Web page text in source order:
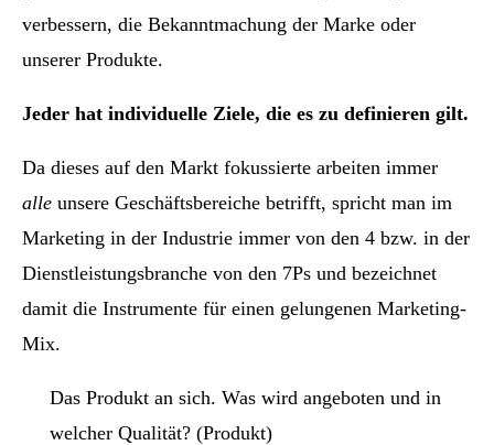
verbessern, die Bekanntmachung der Marke oder
unserer Produkte.
Jeder hat individuelle Ziele, die es zu definieren gilt.
Da dieses auf den Markt fokussierte arbeiten immer
alle unsere Geschäftsbereiche betrifft, spricht man im
Marketing in der Industrie immer von den 4 bzw. in der
Dienstleistungsbranche von den 7Ps und bezeichnet
damit die Instrumente für einen gelungenen Marketing-
Mix.
Das Produkt an sich. Was wird angeboten und in
welcher Qualität? (Produkt)